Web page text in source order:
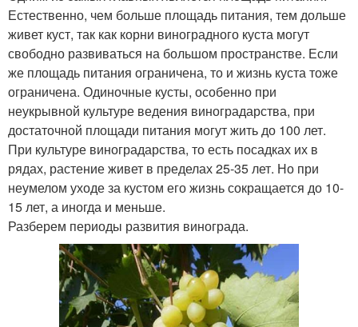
Естественно, чем больше площадь питания, тем дольше
живет куст, так как корни виноградного куста могут
свободно развиваться на большом пространстве. Если
же площадь питания ограничена, то и жизнь куста тоже
ограничена. Одиночные кусты, особенно при
неукрывной культуре ведения виноградарства, при
достаточной площади питания могут жить до 100 лет.
При культуре виноградарства, то есть посадках их в
рядах, растение живет в пределах 25-35 лет. Но при
неумелом уходе за кустом его жизнь сокращается до 10-
15 лет, а иногда и меньше.
Разберем периоды развития винограда.